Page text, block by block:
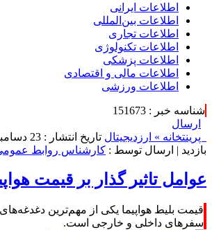
اطلاعات‌ ‎ایرانی
اطلاعات بین‌المللی
اطلاعات تجاری
اطلاعات تکنولوژی
اطلاعات پزشکی
اطلاعات مالی و اقتصادی
اطلاعات ورزشی
شناسه خبر : 151673
ارسال
پرینتخانه » ارزدیجیتال تاریخ انتشار : 23 دسامبر 2025 - 18:52 |
بازدید | ارسال توسط : کارشناس روابط
عوامل تاثیر گذار بر قیمت
قیمت بلیط هواپیما یکی از مهم‌ترین
سفرهای داخلی و خارجی است.